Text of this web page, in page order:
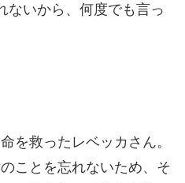
ないから、何度でも言っ
を救ったレベッカさん。
ことを忘れないため、そ